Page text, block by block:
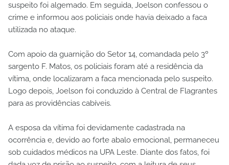
suspeito foi algemado. Em seguida, Joelson confessou o
crime e informou aos policiais onde havia deixado a faca
utilizada no ataque.
Com apoio da guarnição do Setor 14, comandada pelo 3º
sargento F. Matos, os policiais foram até a residência da
vítima, onde localizaram a faca mencionada pelo suspeito.
Logo depois, Joelson foi conduzido à Central de Flagrantes
para as providências cabíveis.
A esposa da vítima foi devidamente cadastrada na
ocorrência e, devido ao forte abalo emocional, permaneceu
sob cuidados médicos na UPA Leste. Diante dos fatos, foi